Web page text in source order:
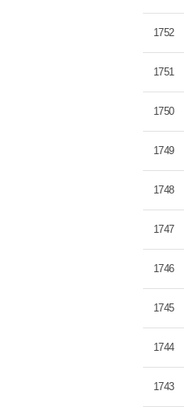
1752
1751
1750
1749
1748
1747
1746
1745
1744
1743